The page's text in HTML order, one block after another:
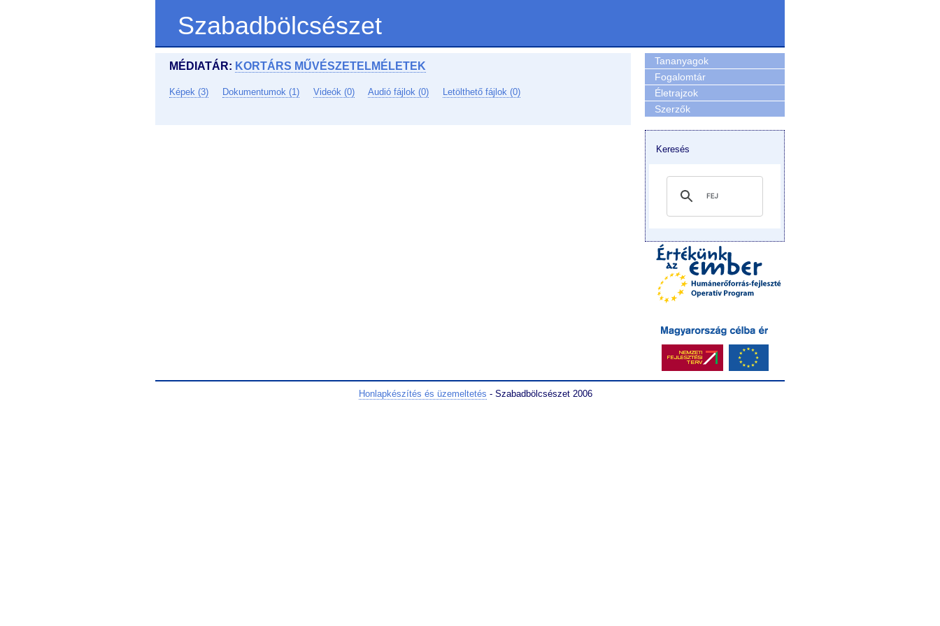
Szabadbölcsészet
MÉDIATÁR: KORTÁRS MŰVÉSZETELMÉLETEK
Képek (3) Dokumentumok (1) Videók (0) Audió fájlok (0) Letölthető fájlok (0)
Tananyagok
Fogalomtár
Életrajzok
Szerzők
Keresés
Honlapkészítés és üzemeltetés - Szabadbölcsészet 2006